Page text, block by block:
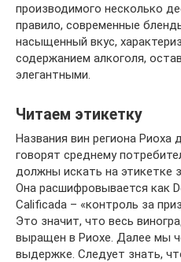
производимого несколько
правило, современные
насыщенный вкус,
содержанием алкоголя,
элегантными.
Читаем этикетку
Названия вин региона Риоха
говорят среднему
должны искать на этикетке
Она расшифровывается как
Calificada – «контроль за
Это значит, что весь
выращен в Риохе. Далее мы
выдержке. Следует знать,